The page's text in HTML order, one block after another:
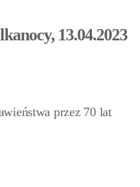
13.04.2023
przez 70 lat